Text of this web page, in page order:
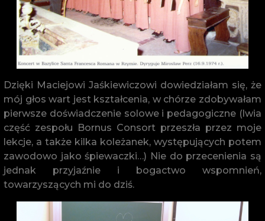
Dzięki Maciejowi Jaśkiewiczowi dowiedziałam się, że
mój głos wart jest kształcenia, w chórze zdobywałam
pierwsze doświadczenie solowe i pedagogiczne (lwia
część zespołu Bornus Consort przeszła przez moje
lekcje, a także kilka koleżanek, występujących potem
zawodowo jako śpiewaczki…) Nie do przecenienia są
jednak przyjaźnie i bogactwo wspomnień,
towarzyszących mi do dziś.